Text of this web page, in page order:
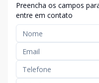
Preencha os campos
entre em contato